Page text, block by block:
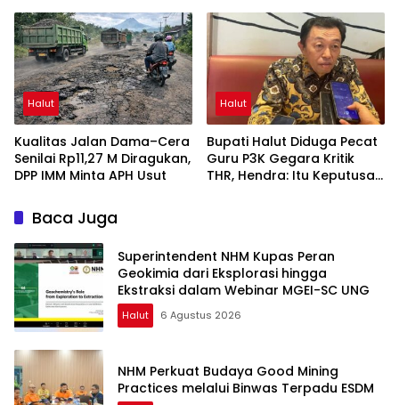
Halut
Kualitas Jalan Dama–Cera
Senilai Rp11,27 M Diragukan,
DPP IMM Minta APH Usut
Halut
Bupati Halut Diduga Pecat
Guru P3K Gegara Kritik
THR, Hendra: Itu Keputusan
Baca Juga
Superintendent NHM Kupas Peran
Geokimia dari Eksplorasi hingga
Ekstraksi dalam Webinar MGEI-SC UNG
Halut 6 Agustus 2026
NHM Perkuat Budaya Good Mining
Practices melalui Binwas Terpadu ESDM